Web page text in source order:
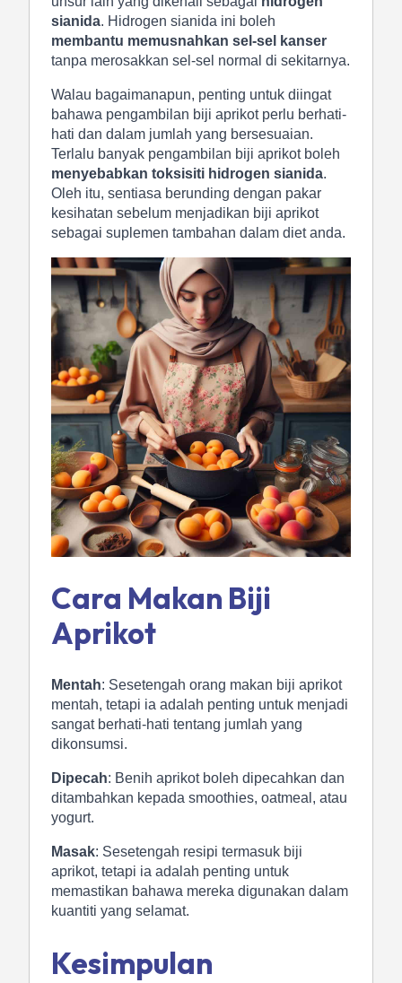
sianida. Hidrogen sianida ini boleh
membantu memusnahkan sel-sel kanser
tanpa merosakkan sel-sel normal di sekitarnya.
Walau bagaimanapun, penting untuk diingat
bahawa pengambilan biji aprikot perlu berhati-
hati dan dalam jumlah yang bersesuaian.
Terlalu banyak pengambilan biji aprikot boleh
menyebabkan toksisiti hidrogen sianida.
Oleh itu, sentiasa berunding dengan pakar
kesihatan sebelum menjadikan biji aprikot
sebagai suplemen tambahan dalam diet anda.
Cara Makan Biji
Aprikot
Mentah: Sesetengah orang makan biji aprikot
mentah, tetapi ia adalah penting untuk menjadi
sangat berhati-hati tentang jumlah yang
dikonsumsi.
Dipecah: Benih aprikot boleh dipecahkan dan
ditambahkan kepada smoothies, oatmeal, atau
yogurt.
Masak: Sesetengah resipi termasuk biji
aprikot, tetapi ia adalah penting untuk
memastikan bahawa mereka digunakan dalam
kuantiti yang selamat.
Kesimpulan